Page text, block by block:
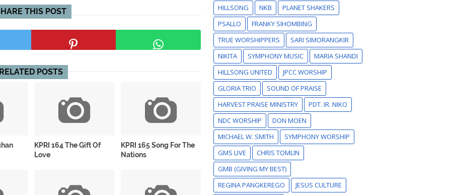
THIS POST
RELATED POSTS
KPRI 164 The Gift Of
Love
KPRI 165 Song For The
Nations
HILLSONG
NKB
PLANET SHAKERS
PSALLO
FRANKY SIHOMBING
TRUE WORSHIPPERS
SARI SIMORANGKIR
NIKITA
SYMPHONY MUSIC
MARIA SHANDI
HILLSONG UNITED
JPCC WORSHIP
GLORIA TRIO
SOUND OF PRAISE
HARVEST PRAISE MINISTRY
PDT. IR. NIKO
NDC WORSHIP
DON MOEN
MICHAEL W. SMITH
SYMPHONY WORSHIP
GMS LIVE
CHRIS TOMLIN
GMB (GIVING MY BEST)
REGINA PANGKEREGO
JESUS CULTURE